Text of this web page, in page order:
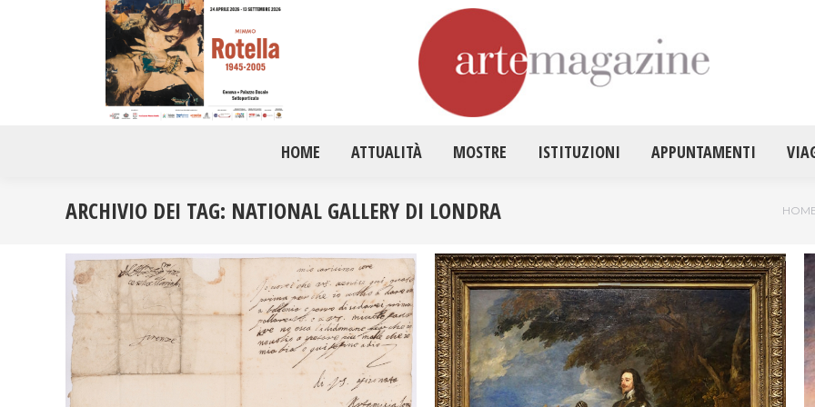
HOME ATTUALITÀ MOSTRE ISTITUZIONI APPUNTAMENTI
ARCHIVIO DEI TAG: NATIONAL GALLERY DI LONDRA Tu
HOME